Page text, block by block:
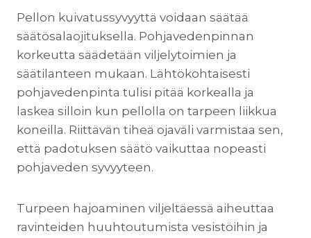
Pellon kuivatussyvyyttä voidaan säätää
säätösalaojituksella. Pohjavedenpinnan
korkeutta säädetään viljelytoimien ja
säätilanteen mukaan. Lähtökohtaisesti
pohjavedenpinta tulisi pitää korkealla ja
laskea silloin kun pellolla on tarpeen liikkua
koneilla. Riittävän tiheä ojaväli varmistaa sen,
että padotuksen säätö vaikuttaa nopeasti
pohjaveden syvyyteen.
Turpeen hajoaminen viljeltäessä aiheuttaa
ravinteiden huuhtoutumista vesistöihin ja